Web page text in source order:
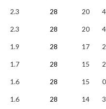
2.3 28 20 4
2.3 28 20 4
1.9 28 17 2
1.7 28 15 2
1.6 28 15 0
1.6 28 14 3